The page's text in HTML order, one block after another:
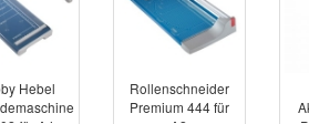
Hebel
Rollenschneider
Premium 444 für